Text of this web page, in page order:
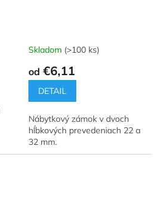
Skladom (>100 ks)
od €6,11
DETAIL
Nábytkový zámok v dvoch
hĺbkových prevedeniach 22 a
32 mm.